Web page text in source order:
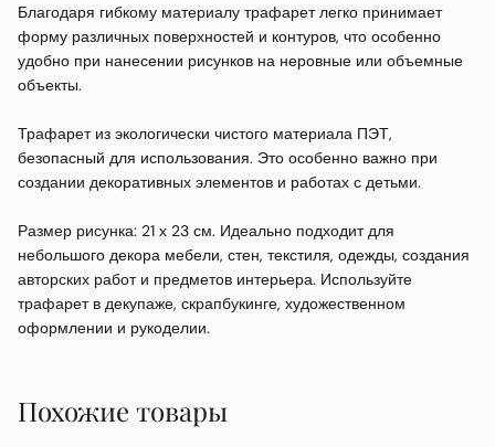
Благодаря гибкому материалу трафарет легко принимает
форму различных поверхностей и контуров, что особенно
удобно при нанесении рисунков на неровные или объемные
объекты.
Трафарет из экологически чистого материала ПЭТ,
безопасный для использования. Это особенно важно при
создании декоративных элементов и работах с детьми.
Размер рисунка: 21 х 23 см. Идеально подходит для
небольшого декора мебели, стен, текстиля, одежды, создания
авторских работ и предметов интерьера. Используйте
трафарет в декупаже, скрапбукинге, художественном
оформлении и рукоделии.
Похожие товары